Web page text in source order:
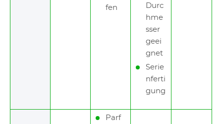
fen
Durc
hme
sser
geei
gnet
Serie
nferti
gung
Parf